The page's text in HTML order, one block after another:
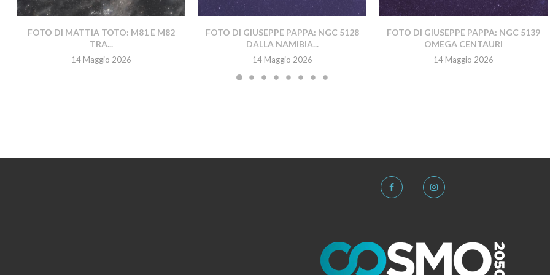
FOTO DI MATTIA TOTO: M81 E M82
TRA...
14 Maggio 2026
FOTO DI GIUSEPPE PAPPA: NGC 5128
DALLA NAMIBIA...
14 Maggio 2026
FOTO DI GIUSEPPE PAPPA: NGC 5139
OMEGA CENTAURI
14 Maggio 2026